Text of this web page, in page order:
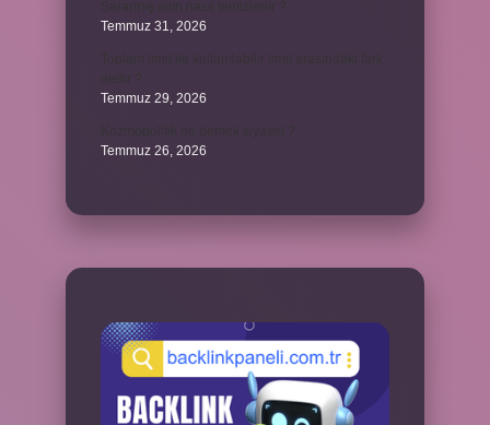
Temmuz 31, 2026
Temmuz 29, 2026
Temmuz 26, 2026